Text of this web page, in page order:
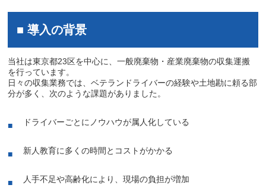
■ 導入の背景
当社は東京都23区を中心に、一般廃棄物・産業廃棄物の収集運搬
を行っています。
日々の収集業務では、ベテランドライバーの経験や土地勘に頼る部
分が多く、次のような課題がありました。
ドライバーごとにノウハウが属人化している
新人教育に多くの時間とコストがかかる
人手不足や高齢化により、現場の負担が増加